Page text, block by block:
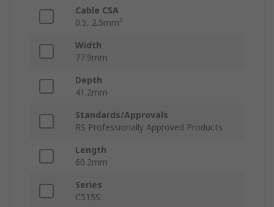
Cable CSA
0.5, 2.5mm²
Width
77.9mm
Depth
41.2mm
Standards/Approvals
RS Professionally Approved Products
Length
60.2mm
Series
C515S